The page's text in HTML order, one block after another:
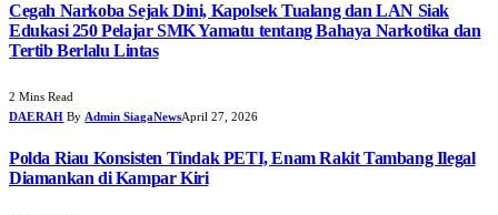
Cegah Narkoba Sejak Dini, Kapolsek Tualang dan LAN Siak
Edukasi 250 Pelajar SMK Yamatu tentang Bahaya Narkotika dan
Tertib Berlalu Lintas
2 Mins Read
DAERAH By Admin SiagaNewsApril 27, 2026
Polda Riau Konsisten Tindak PETI, Enam Rakit Tambang Ilegal
Diamankan di Kampar Kiri